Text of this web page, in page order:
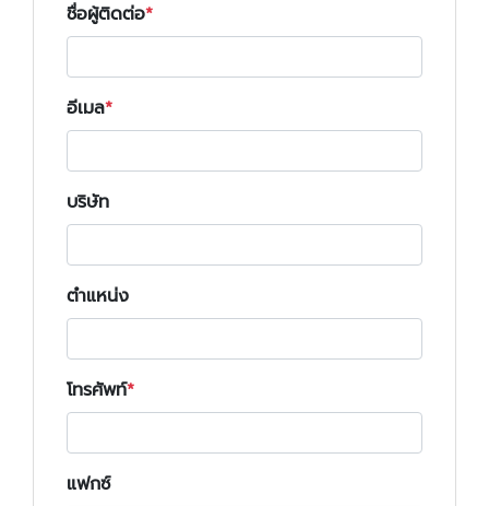
ชื่อผู้ติดต่อ
อีเมล
บริษัท
ตำแหน่ง
โทรศัพท์
แฟกซ์